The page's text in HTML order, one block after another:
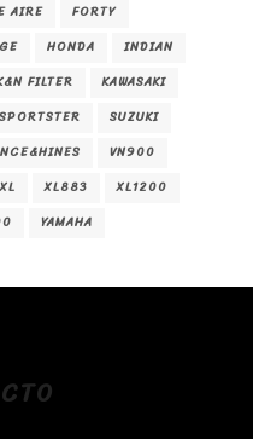
AIRE
FORTY
HONDA
INDIAN
FILTER
KAWASAKI
SPORTSTER
SUZUKI
VN900
XL XL883
XL1200
YAMAHA